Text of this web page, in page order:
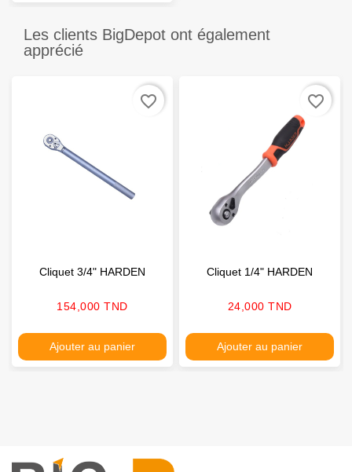
Les clients BigDepot ont également
apprécié
Cliquet 3/4" HARDEN
Prix
154,000 TND
Ajouter au panier
favorite_border
Cliquet 1/4" HARDEN
Prix
24,000 TND
Ajouter au panier
favorite_border